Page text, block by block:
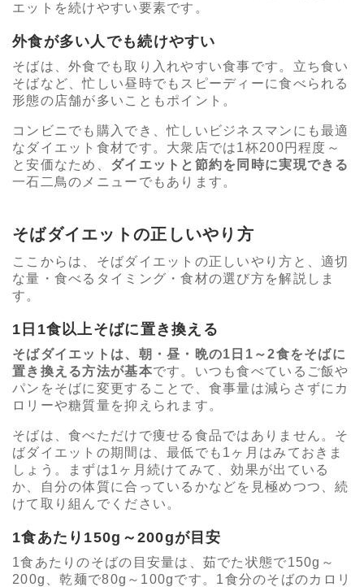
エットを続けやすい要素です。
外食が多い人でも続けやすい
そばは、外食でも取り入れやすい食事です。立ち食い
そばなど、忙しい昼時でもスピーディーに食べられる
形態の店舗が多いこともポイント。
コンビニでも購入でき、忙しいビジネスマンにも最適
なダイエット食材です。大衆店では1杯200円程度～
と安価なため、 ダイエットと節約を同時に実現できる
一石二鳥のメニューでもあります。
そばダイエットの正しいやり方
ここからは、そばダイエットの正しいやり方と、適切
な量・食べるタイミング・食材の選び方を解説しま
す。
1日1食以上そばに置き換える
そばダイエットは、朝・昼・晩の1日1～2食をそばに
置き換える方法が基本です。いつも食べているご飯や
パンをそばに変更することで、食事量は減らさずにカ
ロリーや糖質量を抑えられます。
そばは、食べただけで痩せる食品ではありません。そ
ばダイエットの期間は、最低でも1ヶ月はみておきま
しょう。まずは1ヶ月続けてみて、効果が出ている
か、自分の体質に合っているかなどを見極めつつ、続
けて取り組んでください。
1食あたり150g～200gが目安
1食あたりのそばの目安量は、茹でた状態で150g～
200g、乾麺で80g～100gです。1食分のそばのカロリ